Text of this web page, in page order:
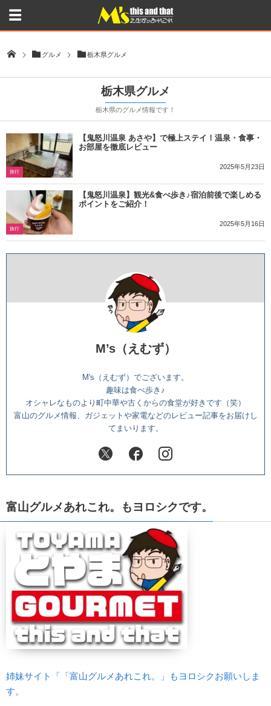
グルメ 栃木県グルメ
栃木県グルメ
栃木県のグルメ情報です！
旅行
【鬼怒川温泉 あさや】で極上ステイ！温泉・食事・
お部屋を徹底レビュー
2025年5月23日
旅行
【鬼怒川温泉】観光&食べ歩き♪宿泊前後で楽しめる
ポイントをご紹介！
2025年5月16日
M’s（えむず）
M's（えむず）でございます。
趣味は食べ歩き♪
オシャレなものより町中華や古くからの食堂が好きです（笑）
富山のグルメ情報、ガジェットや家電などのレビュー記事をお届けし
てまいります。
富山グルメあれこれ。もヨロシクです。
姉妹サイト「「富山グルメあれこれ。」もヨロシクお願いしま
す。